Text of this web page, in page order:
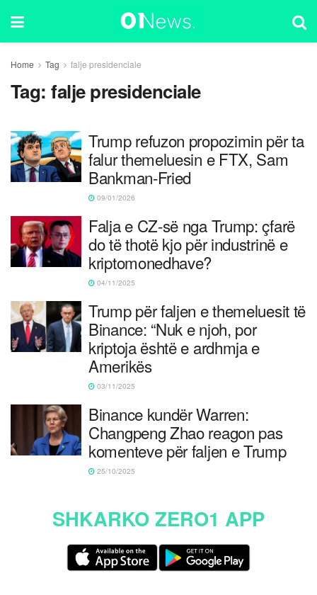
Home Tag falje presidenciale
Tag:falje presidenciale
Trump refuzon propozimin për ta
falur themeluesin e FTX, Sam
Bankman-Fried
09/01/2026
Falja e CZ-së nga Trump: çfarë
do të thotë kjo për industrinë e
kriptomonedhave?
04/11/2025
Trump për faljen e themeluesit të
Binance: “Nuk e njoh, por
kriptoja është e ardhmja e
Amerikës
03/11/2025
Binance kundër Warren:
Changpeng Zhao reagon pas
komenteve për faljen e Trump
25/10/2025
SHKARKO ZERO1 APP